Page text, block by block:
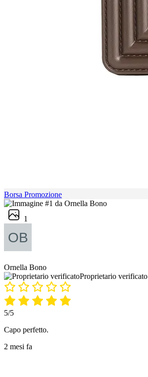
Borsa Promozione
1
Ornella Bono
Proprietario verificato
5/5
Capo perfetto.
2 mesi fa